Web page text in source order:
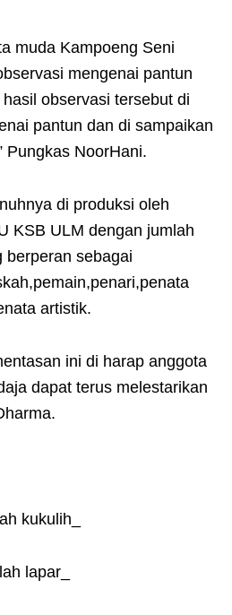
muda Kampoeng Seni
mengenai pantun
observasi tersebut di
pantun dan di sampaikan
Pungkas NoorHani.
di produksi oleh
KSB ULM dengan jumlah
berperan sebagai
artistik.
ini di harap anggota
dapat terus melestarikan
kukulih_
lapar_